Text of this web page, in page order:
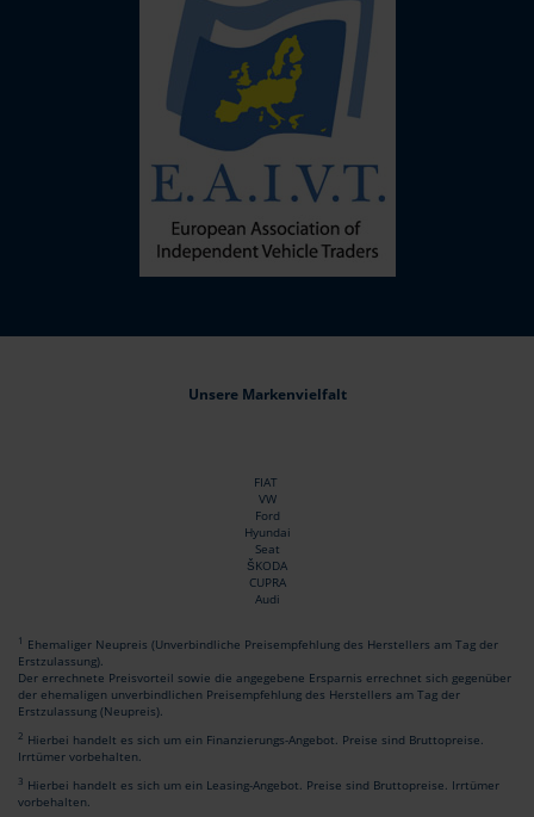
Unsere Markenvielfalt
FIAT
VW
Ford
Hyundai
Seat
ŠKODA
CUPRA
Audi
1 Ehemaliger Neupreis (Unverbindliche Preisempfehlung des Herstellers am Tag der
Erstzulassung).
Der errechnete Preisvorteil sowie die angegebene Ersparnis errechnet sich gegenüber
der ehemaligen unverbindlichen Preisempfehlung des Herstellers am Tag der
Erstzulassung (Neupreis).
2 Hierbei handelt es sich um ein Finanzierungs-Angebot. Preise sind Bruttopreise.
Irrtümer vorbehalten.
3 Hierbei handelt es sich um ein Leasing-Angebot. Preise sind Bruttopreise. Irrtümer
vorbehalten.